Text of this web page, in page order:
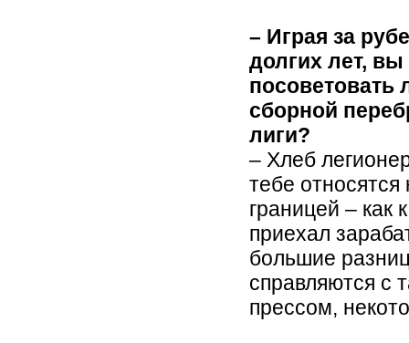
– Играя за
долгих лет,
посоветовать
сборной
лиги?
– Хлеб
тебе относятся
границей – как
приехал
большие
справляются с
прессом,